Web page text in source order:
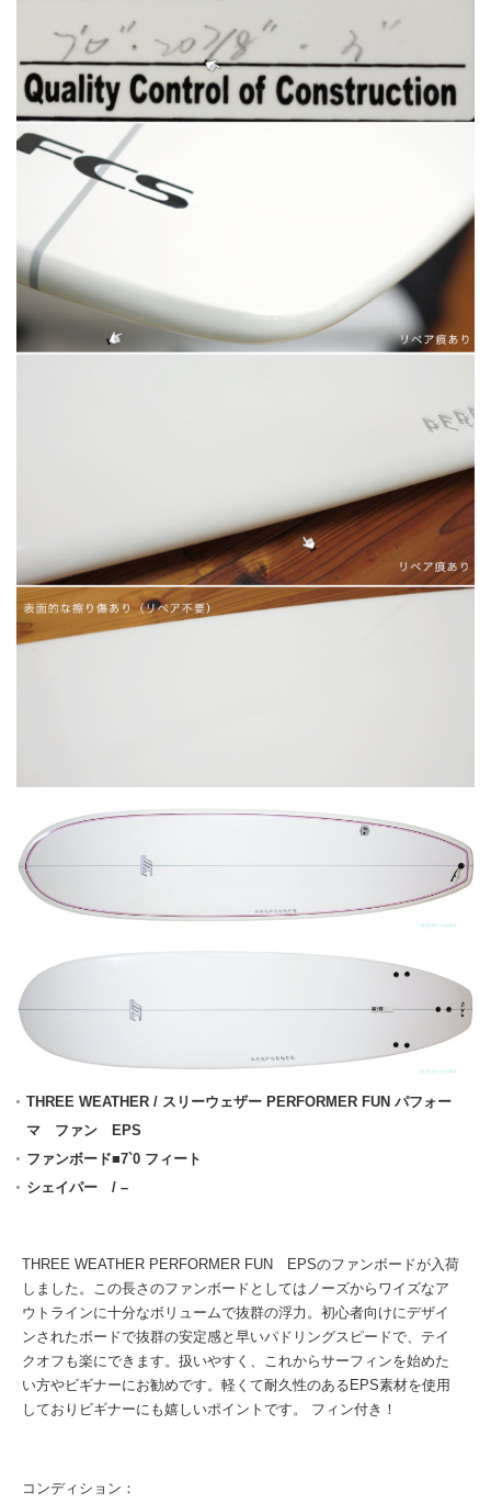
THREE WEATHER / スリーウェザー PERFORMER FUN パフォー
マ ファン EPS
ファンボード■7`0 フィート
シェイパー / –
THREE WEATHER PERFORMER FUN EPSのファンボードが入荷
しました。この長さのファンボードとしてはノーズからワイズなア
ウトラインに十分なボリュームで抜群の浮力。初心者向けにデザイ
ンされたボードで抜群の安定感と早いパドリングスピードで、テイ
クオフも楽にできます。扱いやすく、これからサーフィンを始めた
い方やビギナーにお勧めです。軽くて耐久性のあるEPS素材を使用
しておりビギナーにも嬉しいポイントです。 フィン付き！
コンディション：